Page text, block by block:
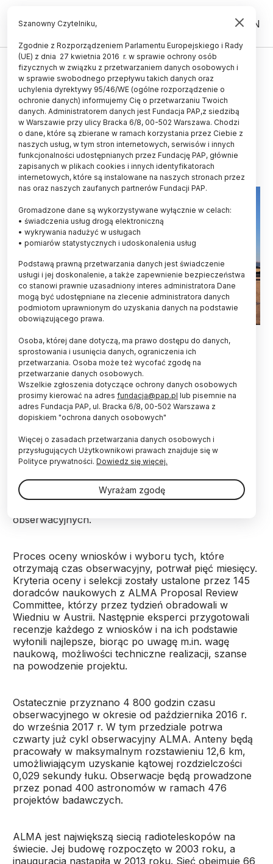
PL EN
ŚWIAT
Rekordowe zainteresowanie
astronomów korzystaniem z sieci
radioteleskopów ALMA
30.08.2016
aktualizacja: 30.08.2016
2 minuty czytania
Naukowcy z całego świata złożyli wnioski
obserwacyjne na rekordową ilość czasu
obserwacyjnego sieci radioteleskopów ALMA,
która pracuje w Ameryce Południowej - podaje
Europejskie Obserwatorium Południowe.
Astronomowie z ponad 30 krajów złożyli 1571
wniosków o czas obserwacyjny na Atacama Large
Millimeter/submillimeter Array (ALMA), wielkiej sieci
milimetrowej i submilimetrowej. Aplikowano aż o 18
630 godzin czasu obserwacyjnego. To o połowę
obserwacyjnych.
Proces oceny wniosków i wyboru tych, które
otrzymają czas obserwacyjny, potrwał pięć miesięcy.
Kryteria oceny i selekcji zostały ustalone przez 145
doradców naukowych z ALMA Proposal Review
Committee, którzy przez tydzień obradowali w
Wiedniu w Austrii. Następnie eksperci przygotowali
recenzje każdego z wniosków i na ich podstawie
wyłonili najlepsze, biorąc po uwagę m.in. wagę
naukową, możliwości techniczne realizacji, szanse
na powodzenie projektu.
Ostatecznie przyznano 4 800 godzin czasu
obserwacyjnego w okresie od października 2016 r.
do września 2017 r. W tym przedziale potrwa
czwarty już cykl obserwacyjny ALMA. Anteny będą
pracowały w maksymalnym rozstawieniu 12,6 km,
umożliwiającym uzyskanie kątowej rozdzielczości
0,029 sekundy łuku. Obserwacje będą prowadzone
przez ponad 400 astronomów w ramach 476
projektów badawczych.
ALMA jest największą siecią radioteleskopów na
świecie. Jej budowę rozpoczęto w 2003 roku, a
inauguracja nastąpiła w 2013 roku. Sieć obejmuje 66
Szanowny Czytelniku,
Zgodnie z Rozporządzeniem Parlamentu Europejskiego i Rady
(UE) z dnia 27 kwietnia 2016 r. w sprawie ochrony osób
fizycznych w związku z przetwarzaniem danych osobowych i
w sprawie swobodnego przepływu takich danych oraz
uchylenia dyrektywy 95/46/WE (ogólne rozporządzenie o
ochronie danych) informujemy Cię o przetwarzaniu Twoich
danych. Administratorem danych jest Fundacja PAP,z siedzibą
w Warszawie przy ulicy Bracka 6/8, 00-502 Warszawa. Chodzi
o dane, które są zbierane w ramach korzystania przez Ciebie z
naszych usług, w tym stron internetowych, serwisów i innych
funkcjonalności udostępnianych przez Fundację PAP, głównie
zapisanych w plikach cookies i innych identyfikatorach
internetowych, które są instalowane na naszych stronach przez
nas oraz naszych zaufanych partnerów Fundacji PAP.
Gromadzone dane są wykorzystywane wyłącznie w celach:
• świadczenia usług drogą elektroniczną
• wykrywania nadużyć w usługach
• pomiarów statystycznych i udoskonalenia usług
Podstawą prawną przetwarzania danych jest świadczenie
usługi i jej doskonalenie, a także zapewnienie bezpieczeństwa
co stanowi prawnie uzasadniony interes administratora Dane
mogą być udostępniane na zlecenie administratora danych
podmiotom uprawnionym do uzyskania danych na podstawie
obowiązującego prawa.
Osoba, której dane dotyczą, ma prawo dostępu do danych,
sprostowania i usunięcia danych, ograniczenia ich
przetwarzania. Osoba może też wycofać zgodę na
przetwarzanie danych osobowych.
Wszelkie zgłoszenia dotyczące ochrony danych osobowych
prosimy kierować na adres fundacja@pap.pl lub pisemnie na
adres Fundacja PAP, ul. Bracka 6/8, 00-502 Warszawa z
dopiskiem "ochrona danych osobowych"
Więcej o zasadach przetwarzania danych osobowych i
przysługujących Użytkownikowi prawach znajduje się w
Polityce prywatności. Dowiedz się więcej.
Wyrażam zgodę